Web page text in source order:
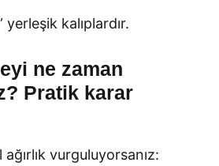
kalıplardır.
ne zaman
Pratik karar
vurguluyorsanız: